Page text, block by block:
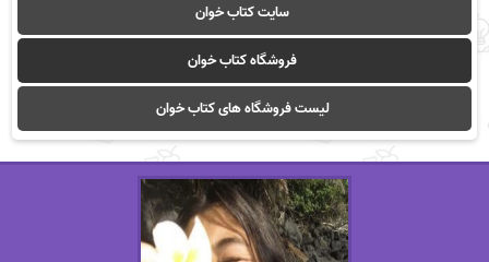
سایت کتاب خوان
فروشگاه کتاب خوان
لیست فروشگاه های کتاب خوان